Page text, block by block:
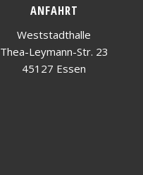
ANFAHRT
Weststadthalle
Thea-Leymann-Str. 23
45127 Essen